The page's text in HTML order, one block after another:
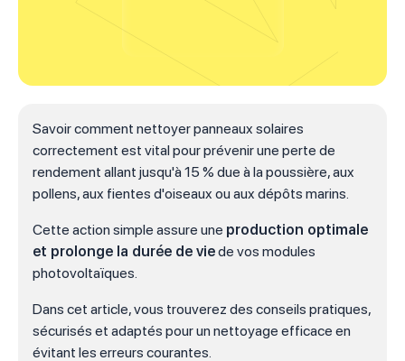
Savoir comment nettoyer panneaux solaires
correctement est vital pour prévenir une perte de
rendement allant jusqu'à 15 % due à la poussière, aux
pollens, aux fientes d'oiseaux ou aux dépôts marins.
Cette action simple assure une production optimale
et prolonge la durée de viede vos modules
photovoltaïques.
Dans cet article, vous trouverez des conseils pratiques,
sécurisés et adaptés pour un nettoyage efficace en
évitant les erreurs courantes.